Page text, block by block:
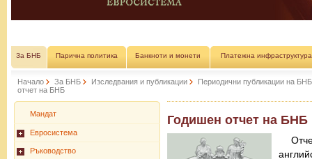
За БНБ Парична политика Банкноти и монети Платежна инфраструктура
Начало За БНБ Изследвания и публикации
Периодични публикации на БНБ
отчет на БНБ
Мандат
Евросистема
Ръководство
Годишен отчет на БНБ